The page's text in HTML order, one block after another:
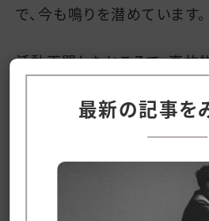
で、今も鳴りを潜めています。
活動再開したところで、事故
個人的にはそんなことは本当
的にトークライブでもして、
最新の記事を